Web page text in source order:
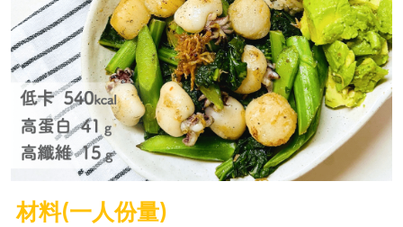
材料(一人份量)